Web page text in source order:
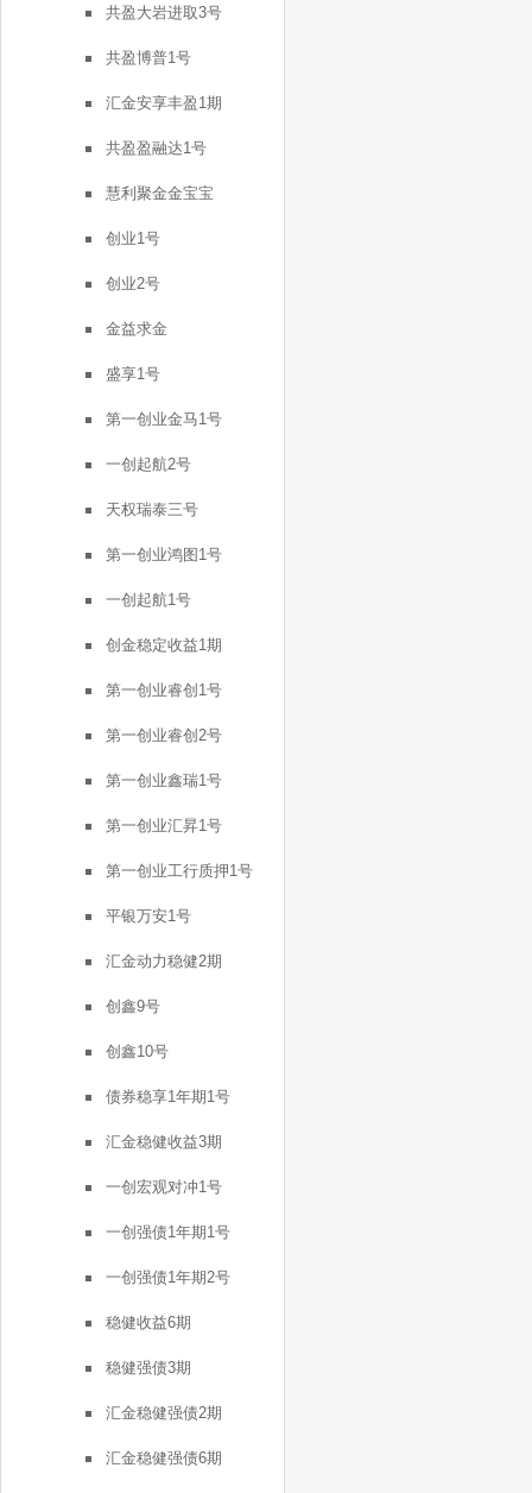
共盈大岩进取3号
共盈博普1号
汇金安享丰盈1期
共盈盈融达1号
慧利聚金金宝宝
创业1号
创业2号
金益求金
盛享1号
第一创业金马1号
一创起航2号
天权瑞泰三号
第一创业鸿图1号
一创起航1号
创金稳定收益1期
第一创业睿创1号
第一创业睿创2号
第一创业鑫瑞1号
第一创业汇昇1号
第一创业工行质押1号
平银万安1号
汇金动力稳健2期
创鑫9号
创鑫10号
债券稳享1年期1号
汇金稳健收益3期
一创宏观对冲1号
一创强债1年期1号
一创强债1年期2号
稳健收益6期
稳健强债3期
汇金稳健强债2期
汇金稳健强债6期